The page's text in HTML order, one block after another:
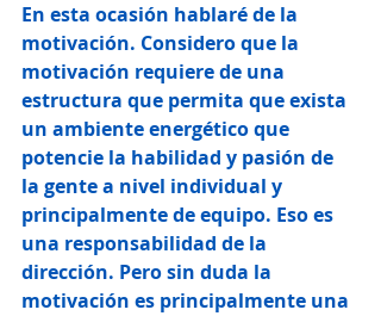
En esta ocasión hablaré de la
motivación. Considero que la
motivación requiere de una
estructura que permita que exista
un ambiente energético que
potencie la habilidad y pasión de
la gente a nivel individual y
principalmente de equipo. Eso es
una responsabilidad de la
dirección. Pero sin duda la
motivación es principalmente una